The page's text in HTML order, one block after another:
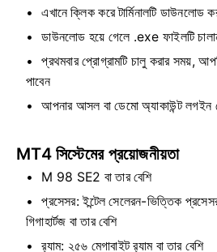
এখানে ক্লিক করে টার্মিনালটি
ডাউনলোড হয়ে গেলে .exe ফাইলটি
প্রথমবার প্রোগ্রামটি চালু করার সময়,
পাবেন
আপনার আসল বা ডেমো অ্যাকাউন্ট লগইন
MT4 সিস্টেমের প্রয়োজনীয়তা
М 98 SE2 বা তার বেশি
প্রসেসর: ইন্টেল সেলেরন-ভিত্তিক
গিগাহার্টজ বা তার বেশি
র‍্যাম: ২৫৬ মেগাবাইট র‍্যাম বা তার বেশি